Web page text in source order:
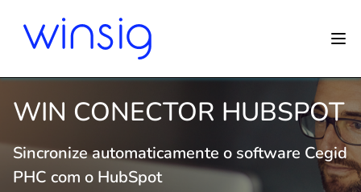
WIN CONECTOR HUBSPOT
Sincronize automaticamente o software Cegid
PHC com o HubSpot